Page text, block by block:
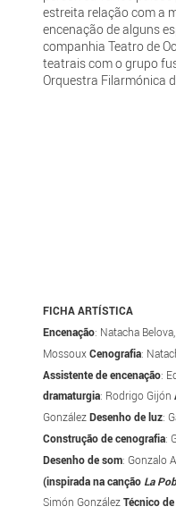
estreita relação com a
encenação de alguns
companhia Teatro de
teatrais com o grupo
Orquestra Filarmónica
FICHA ARTÍSTICA
Encenação: Natacha
MossouxCenografia:
Assistente de encenação:
dramaturgia: Rodrigo Gijón
GonzálezDesenho de luz:
Construção de cenografia:
Desenho de som: Gonzalo
(inspirada na canção La
Simón GonzálezTécnico